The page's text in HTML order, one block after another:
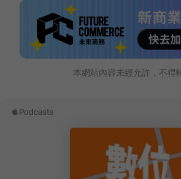
本網站內容未經允許，不得